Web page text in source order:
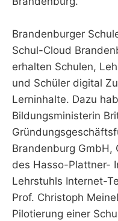
Brandenburger
Schul-Cloud
erhalten Schulen,
und Schüler digital
Lerninhalte. Dazu
Bildungsministerin
Brandenburg GmbH,
des Hasso-Plattner-
Lehrstuhls Internet-
Prof. Christoph
Pilotierung einer